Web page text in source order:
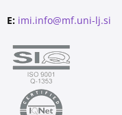
E: imi.info@mf.uni-lj.si